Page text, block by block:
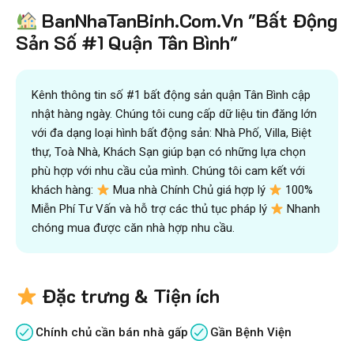
BanNhaTanBinh.Com.Vn "Bất Động
Sản Số #1 Quận Tân Bình"
Kênh thông tin số #1 bất động sản quận Tân Bình cập
nhật hàng ngày. Chúng tôi cung cấp dữ liệu tin đăng lớn
với đa dạng loại hình bất động sản: Nhà Phố, Villa, Biệt
thự, Toà Nhà, Khách Sạn giúp bạn có những lựa chọn
phù hợp với nhu cầu của mình. Chúng tôi cam kết với
khách hàng:
Mua nhà Chính Chủ giá hợp lý
100%
Miễn Phí Tư Vấn và hỗ trợ các thủ tục pháp lý
Nhanh
chóng mua được căn nhà hợp nhu cầu.
Đặc trưng & Tiện ích
Chính chủ cần bán nhà gấp Gần Bệnh Viện